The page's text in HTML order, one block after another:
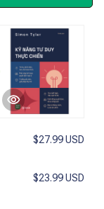
$27.99 USD
$23.99 USD